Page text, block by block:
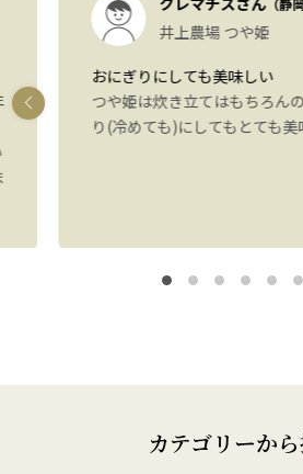
（静
井上農場 つや姫
おにぎりにしても美味しい
つや姫は炊き立てはもちろん
り(冷めても)にしてもとても美
カテゴリーか